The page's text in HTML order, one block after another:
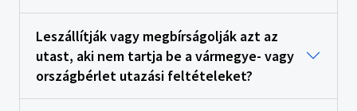
Leszállítják vagy megbírságolják azt az
utast, aki nem tartja be a vármegye- vagy
országbérlet utazási feltételeket?